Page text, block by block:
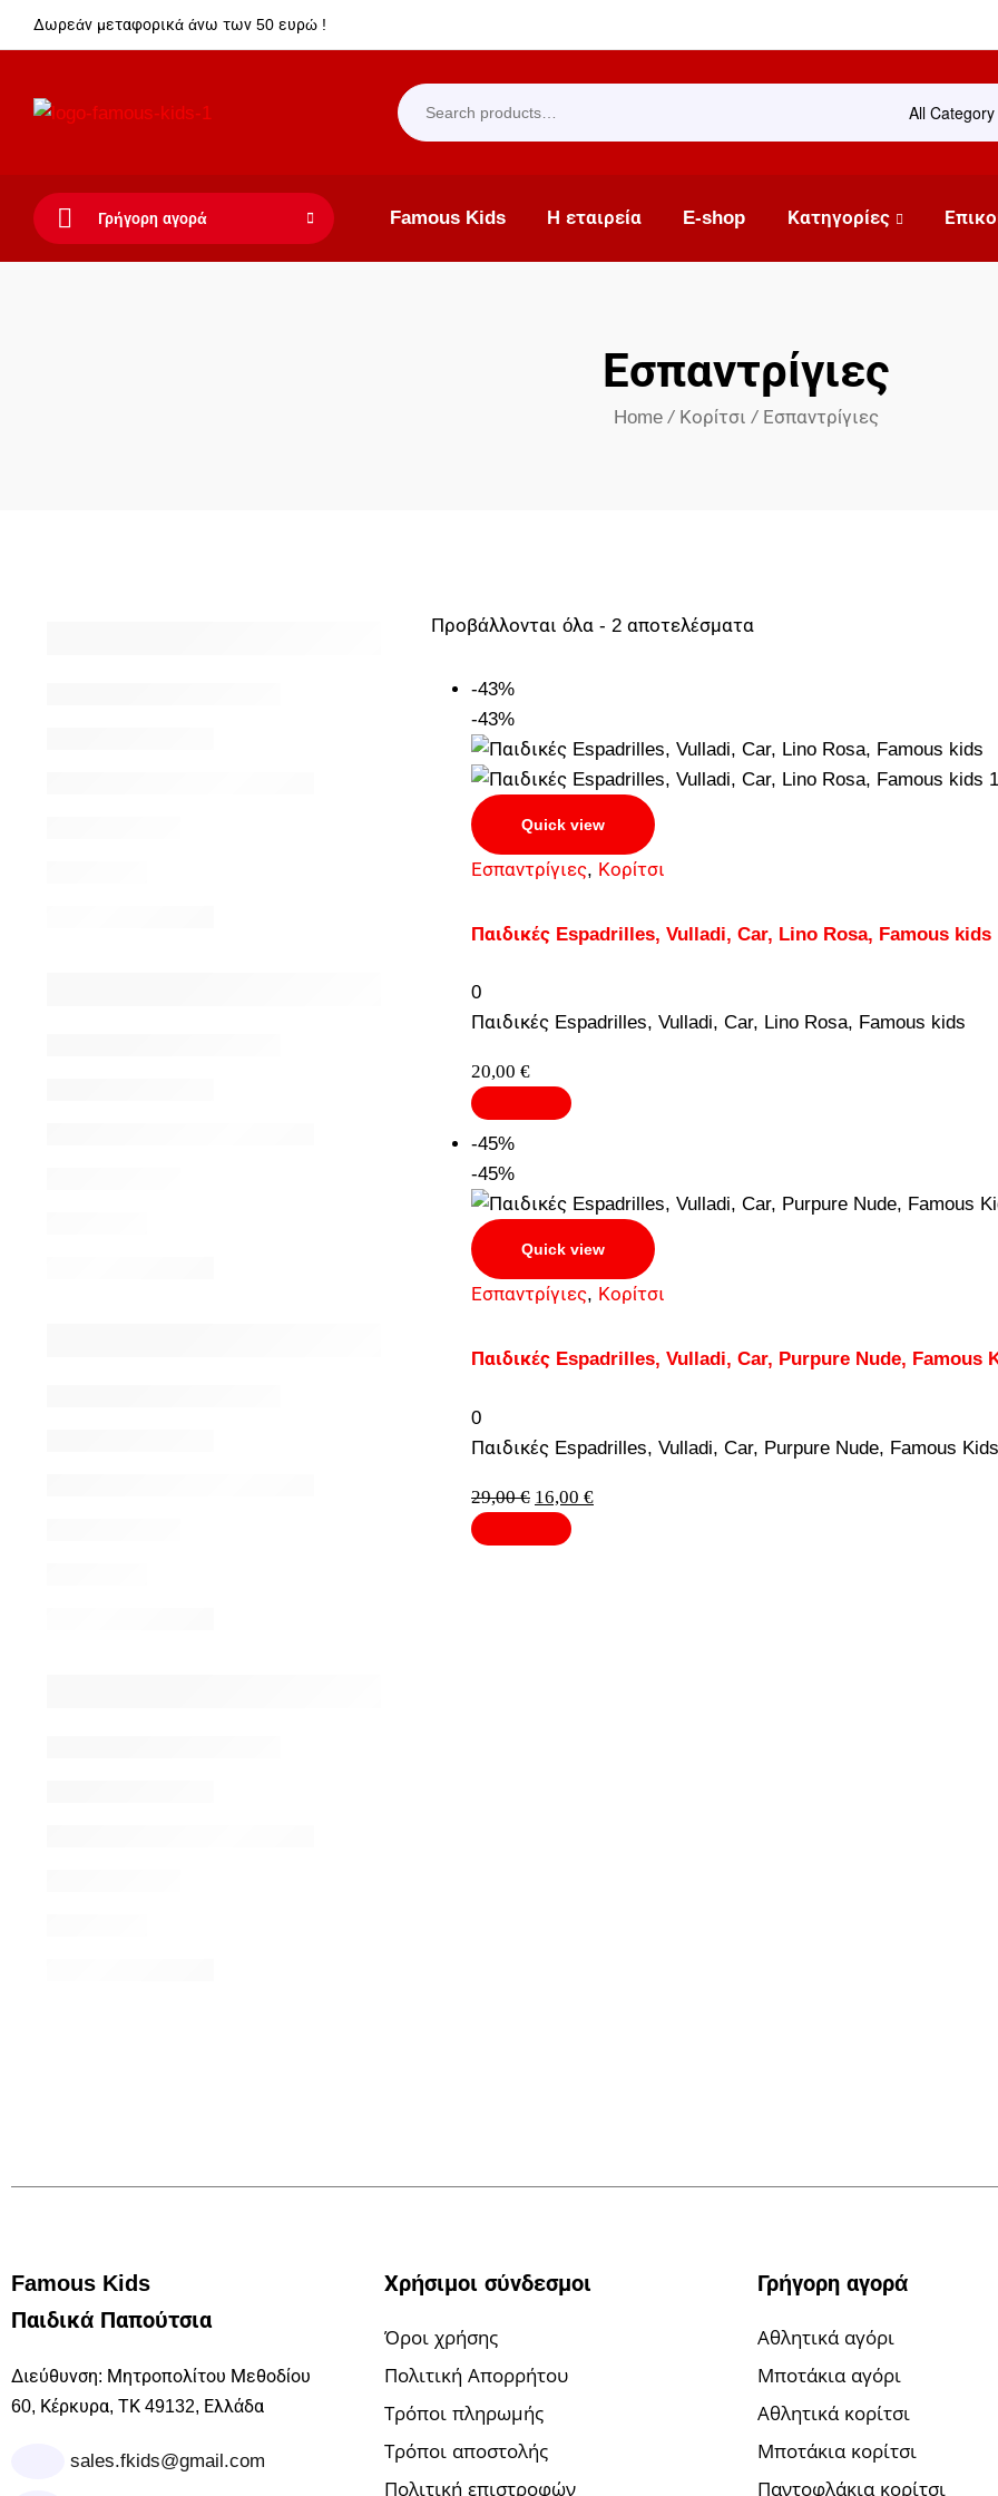
Δωρεάν μεταφορικά άνω των 50 ευρώ !
All Category
Γρήγορη αγορά Famous Kids Η εταιρεία E-shop Κατηγορίες
Εσπαντρίγιες
Home / Κορίτσι / Εσπαντρίγιες
Προβάλλονται όλα - 2 αποτελέσματα
-43%
-43%
Quick view
Εσπαντρίγιες, Κορίτσι
Παιδικές Espadrilles, Vulladi, Car, Lino Rosa, Famous kids
0
Παιδικές Espadrilles, Vulladi, Car, Lino Rosa, Famous kids
20,00 €
-45%
-45%
Quick view
Εσπαντρίγιες, Κορίτσι
Παιδικές Espadrilles, Vulladi, Car, Purpure Nude, Famous
0
Παιδικές Espadrilles, Vulladi, Car, Purpure Nude, Famous Kids
29,00€ 16,00 €
Famous Kids
Παιδικά Παπούτσια
Διεύθυνση: Μητροπολίτου Μεθοδίου
60, Κέρκυρα, ΤΚ 49132, Ελλάδα
sales.fkids@gmail.com
Χρήσιμοι σύνδεσμοι
Όροι χρήσης
Πολιτική Απορρήτου
Τρόποι πληρωμής
Τρόποι αποστολής
Πολιτική επιστροφών
Γρήγορη αγορά
Αθλητικά αγόρι
Μποτάκια αγόρι
Αθλητικά κορίτσι
Μποτάκια κορίτσι
Παντοφλάκια κορίτσι